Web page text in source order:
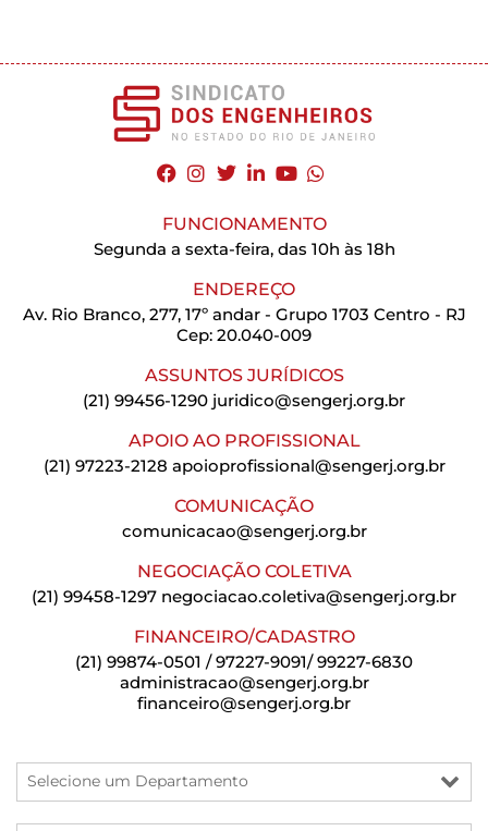
FUNCIONAMENTO
Segunda a sexta-feira, das 10h às 18h
ENDEREÇO
Av. Rio Branco, 277, 17º andar - Grupo 1703 Centro - RJ
Cep: 20.040-009
ASSUNTOS JURÍDICOS
(21) 99456-1290 juridico@sengerj.org.br
APOIO AO PROFISSIONAL
(21) 97223-2128 apoioprofissional@sengerj.org.br
COMUNICAÇÃO
comunicacao@sengerj.org.br
NEGOCIAÇÃO COLETIVA
(21) 99458-1297 negociacao.coletiva@sengerj.org.br
FINANCEIRO/CADASTRO
(21) 99874-0501 / 97227-9091/ 99227-6830
administracao@sengerj.org.br
financeiro@sengerj.org.br